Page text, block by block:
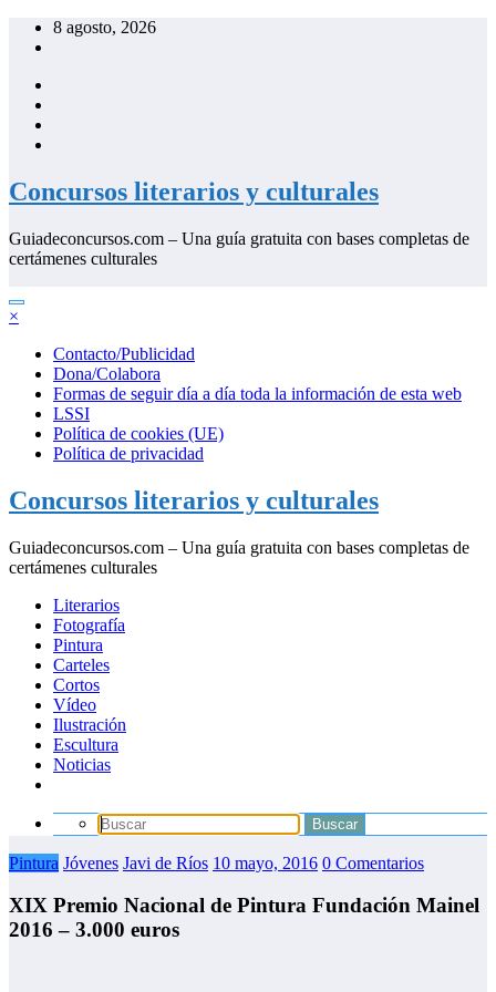
Saltar
8 agosto, 2026
Concursos literarios y culturales
Guiadeconcursos.com – Una guía gratuita con bases completas de
certámenes culturales
×
Contacto/Publicidad
Dona/Colabora
Formas de seguir día a día toda la información de esta web
LSSI
Política de cookies (UE)
Política de privacidad
Concursos literarios y culturales
Guiadeconcursos.com – Una guía gratuita con bases completas de
certámenes culturales
Literarios
Fotografía
Pintura
Carteles
Cortos
Vídeo
Ilustración
Escultura
Noticias
Pintura Jóvenes Javi de Ríos 10 mayo, 2016 0 Comentarios
XIX Premio Nacional de Pintura Fundación Mainel
2016 – 3.000 euros